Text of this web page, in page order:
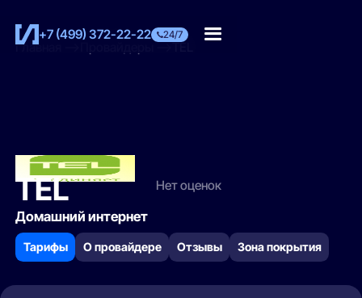
+7 (499) 372-22-22 24/7
Главная TEL
TEL
Домашний интернет
Нет оценок
Тарифы О провайдере Отзывы Зона покрытия